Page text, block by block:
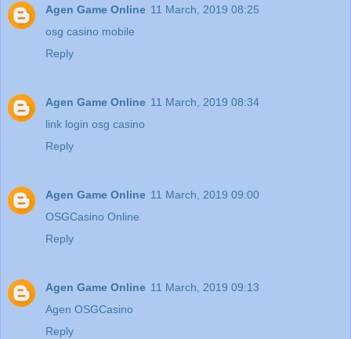
Agen Game Online 11 March, 2019 08:25
osg casino mobile
Reply
Agen Game Online 11 March, 2019 08:34
link login osg casino
Reply
Agen Game Online 11 March, 2019 09:00
OSGCasino Online
Reply
Agen Game Online 11 March, 2019 09:13
Agen OSGCasino
Reply